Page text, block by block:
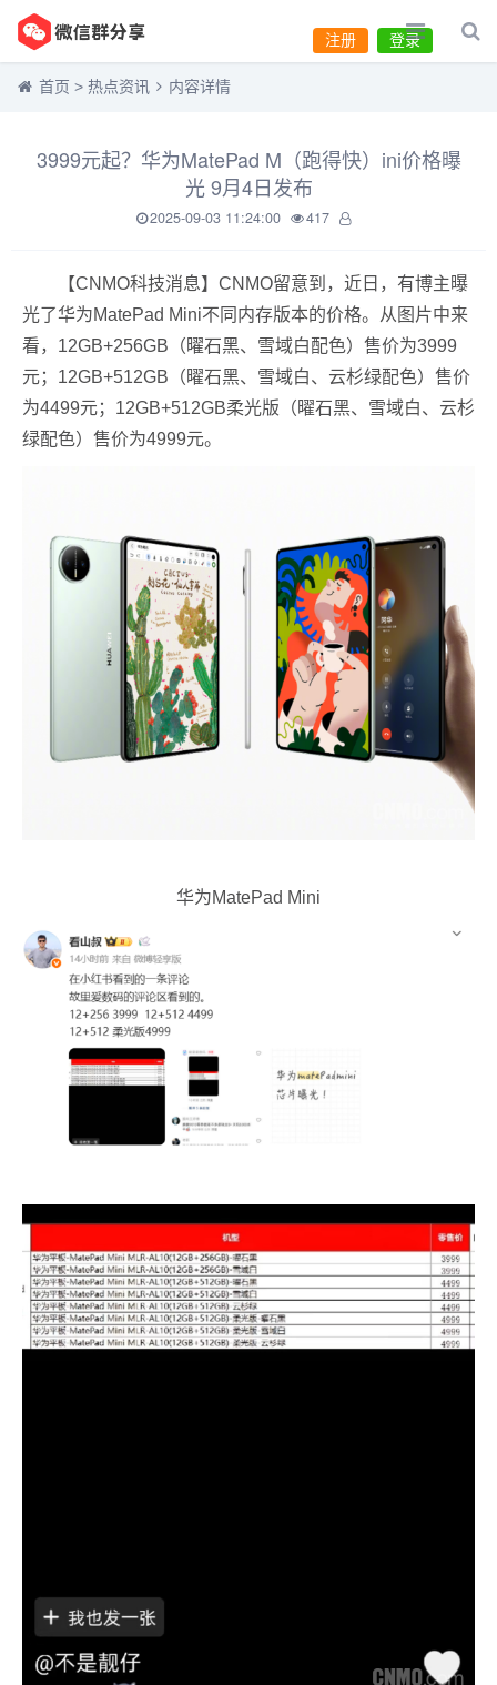
登录
注册
首页 > 热点资讯 内容详情
3999元起？华为MatePad M（跑得快）ini价格曝
光 9月4日发布
2025-09-03 11:24:00 417
【CNMO科技消息】CNMO留意到，近日，有博主曝
光了华为MatePad Mini不同内存版本的价格。从图片中来
看，12GB+256GB（曜石黑、雪域白配色）售价为3999
元；12GB+512GB（曜石黑、雪域白、云杉绿配色）售价
为4499元；12GB+512GB柔光版（曜石黑、雪域白、云杉
绿配色）售价为4999元。
华为MatePad Mini